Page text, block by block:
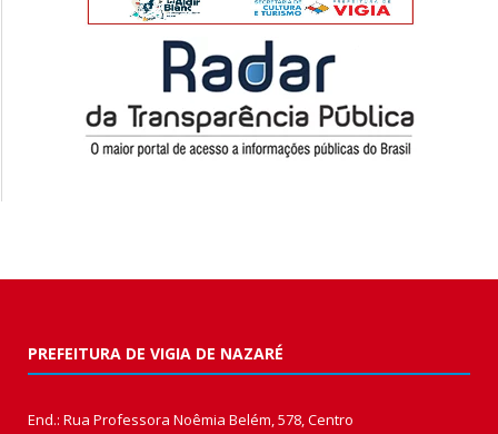
PREFEITURA DE VIGIA DE NAZARÉ
End.: Rua Professora Noêmia Belém, 578, Centro